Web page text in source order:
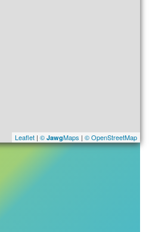
Leaflet | © JawgMaps | © OpenStreetMap